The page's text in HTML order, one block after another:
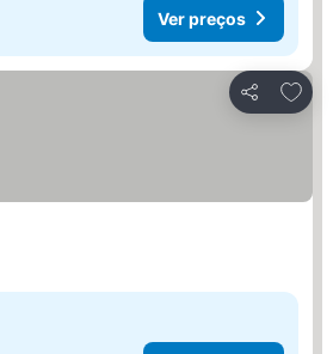
Ver preços
Partilhar